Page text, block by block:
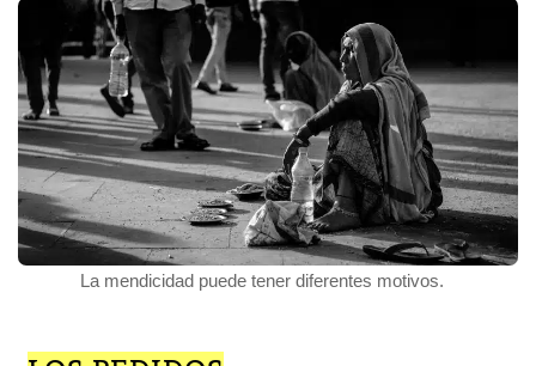
La mendicidad puede tener diferentes motivos.